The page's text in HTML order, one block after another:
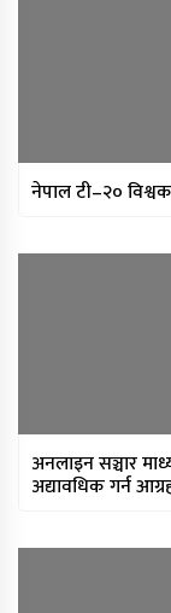
नेपाल टी–२०
अनलाइन सञ्चार
अद्यावधिक गर्न